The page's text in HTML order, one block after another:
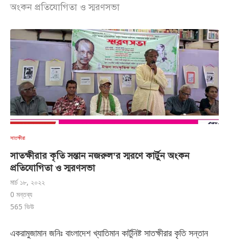
অংকন প্রতিযোগিতা ও স্মরণসভা
সাতক্ষীরা
সাতক্ষীরার কৃতি সন্তান নজরুল’র স্মরণে কার্টুন অংকন
প্রতিযোগিতা ও স্মরণসভা
মার্চ ১৮, ২০২২
0 মন্তব্য
565 ভিউ
একরামুজামান জনিঃ বাংলাদেশ খ্যাতিমান কার্টুনিষ্ট সাতক্ষীরার কৃতি সন্তান